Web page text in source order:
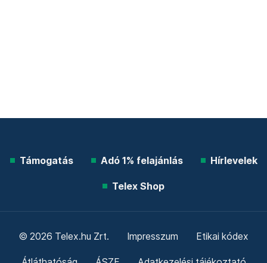
Támogatás Adó 1% felajánlás Hírlevelek
Telex Shop
© 2026 Telex.hu Zrt. Impresszum Etikai kódex